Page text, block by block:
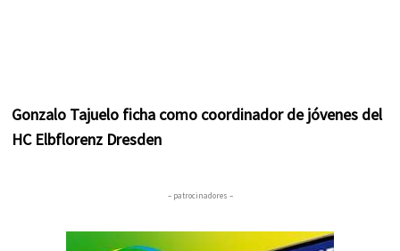
Gonzalo Tajuelo ficha como coordinador de jóvenes del
HC Elbflorenz Dresden
– patrocinadores –